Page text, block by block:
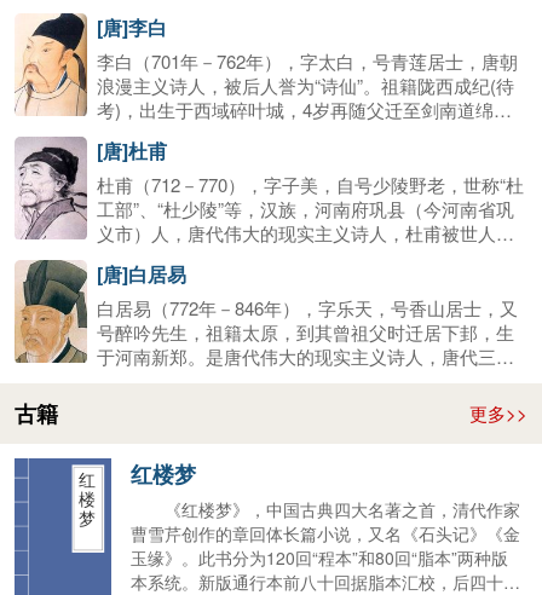
除《世说新语》外，还著有志怪小说《幽明录》。
[唐]李白
李白（701年－762年），字太白，号青莲居士，唐朝
浪漫主义诗人，被后人誉为“诗仙”。祖籍陇西成纪(待
考)，出生于西域碎叶城，4岁再随父迁至剑南道绵
年病逝，享年61岁。其墓在今安徽当涂，四川江油、
湖北安陆有纪念馆。
[唐]杜甫
杜甫（712－770），字子美，自号少陵野老，世称“杜
工部”、“杜少陵”等，汉族，河南府巩县（今河南省巩
义市）人，唐代伟大的现实主义诗人，杜甫被世人尊
杜”，为了跟另外两位诗人李商隐与杜牧即“小李杜”区
别开来，杜甫与李白又合称“大李杜”。他忧国忧民，人
格高尚，他的约1400余首诗被保留了下来，诗艺精
湛，在中国古典诗歌中备受推崇，影响深远。759-766
[唐]白居易
白居易（772年－846年），字乐天，号香山居士，又
号醉吟先生，祖籍太原，到其曾祖父时迁居下邽，生
于河南新郑。是唐代伟大的现实主义诗人，唐代三大
“元白”，与刘禹锡并称“刘白”。白居易的诗歌题材广
泛，形式多样，语言平易通俗，有“诗魔”和“诗王”之
称。官至翰林学士、左赞善大夫。公元846年，白居易
在洛阳逝世，葬于香山。有《白氏长庆集》传世，代
表诗作有《长恨歌》、《卖炭翁》、《琵琶行》等。
古籍 更多>>
红
楼
梦
红楼梦
《红楼梦》，中国古典四大名著之首，清代作家
曹雪芹创作的章回体长篇小说，又名《石头记》《金
玉缘》。此书分为120回“程本”和80回“脂本”两种版
本系统。新版通行本前八十回据脂本汇校，后四十回